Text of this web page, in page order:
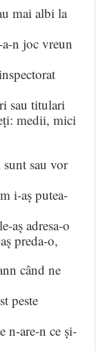
mai albi la
n joc vreun
sau titulari
medii, mici
sau vor
i-aș putea-
aș adresa-o
preda-o,
când ne
peste
n-are-n ce și-